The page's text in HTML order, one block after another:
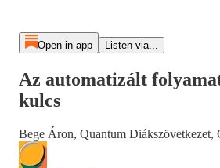
Open in app Listen via...
Az automatizált
kulcs
Bege Áron, Quantum Diákszövetkezet,